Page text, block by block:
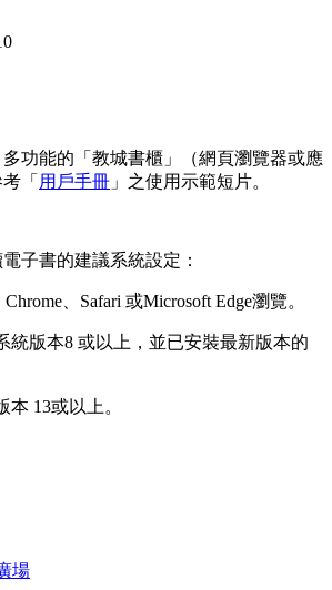
功能的「教城書櫃」（網頁瀏覽器或應
「 用戶手冊 」之使用示範短片。
子書的建議系統設定：
、Safari 或Microsoft Edge瀏覽。
統版本8 或以上，並已安裝最新版本的
13或以上。
場